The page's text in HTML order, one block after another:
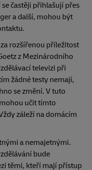
častěji přihlašují přes
a další, mohou být
rozšířenou příležitost
z Mezinárodního
televizi při
žádné testy nemají,
se změní. V tuto
učit tímto
záleží na domácím
a nemajetnými.
bude
těmi, kteří mají přístup